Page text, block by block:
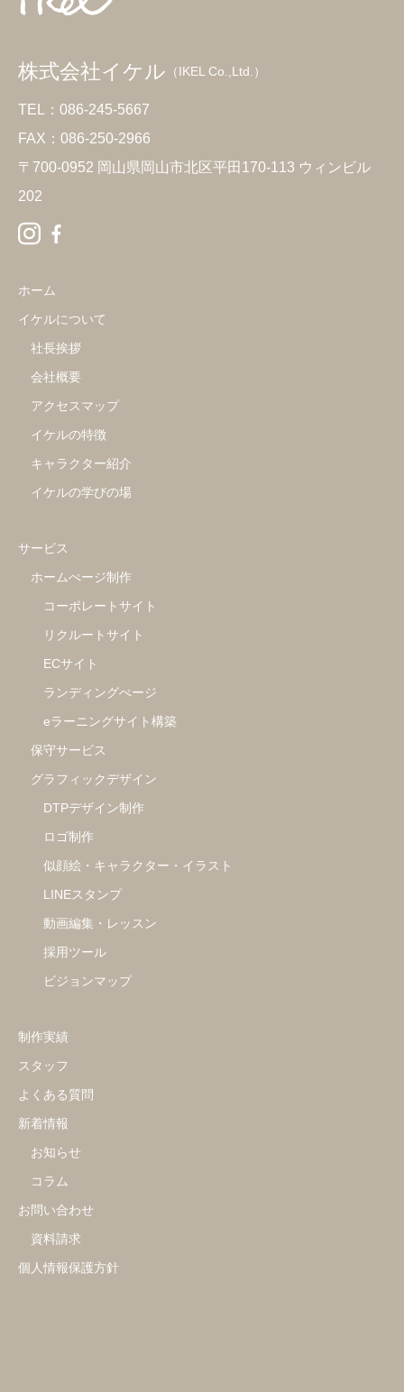
株式会社イケル （IKEL Co.,Ltd.）
TEL：086-245-5667
FAX：086-250-2966
〒700-0952 岡山県岡山市北区平田170-113 ウィンビル
202
ホーム
イケルについて
社長挨拶
会社概要
アクセスマップ
イケルの特徴
キャラクター紹介
イケルの学びの場
サービス
ホームぺージ制作
コーポレートサイト
リクルートサイト
ECサイト
ランディングぺージ
eラーニングサイト構築
保守サービス
グラフィックデザイン
DTPデザイン制作
ロゴ制作
似顔絵・キャラクター・イラスト
LINEスタンプ
動画編集・レッスン
採用ツール
ビジョンマップ
制作実績
スタッフ
よくある質問
新着情報
お知らせ
コラム
お問い合わせ
資料請求
個人情報保護方針